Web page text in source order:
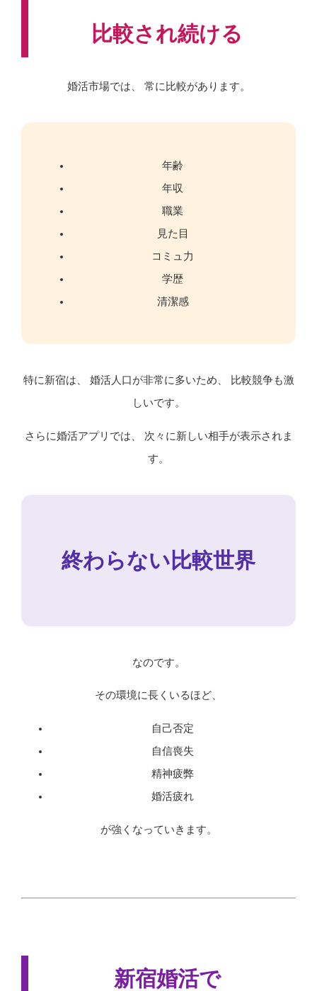
比較され続ける
婚活市場では、 常に比較があります。
年齢
年収
職業
見た目
コミュ力
学歴
清潔感
特に新宿は、 婚活人口が非常に多いため、 比較競争も激
しいです。
さらに婚活アプリでは、 次々に新しい相手が表示されま
す。
終わらない比較世界
なのです。
その環境に長くいるほど、
自己否定
自信喪失
精神疲弊
婚活疲れ
が強くなっていきます。
新宿婚活で